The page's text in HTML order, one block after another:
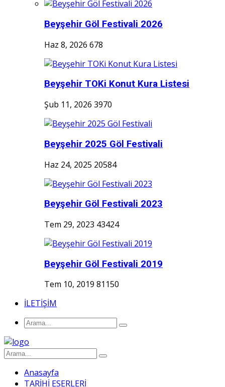
Beyşehir Göl Festivali 2026
Haz 8, 2026 678
Beyşehir TOKi Konut Kura Listesi
Şub 11, 2026 3970
Beyşehir 2025 Göl Festivali
Haz 24, 2025 20584
Beyşehir Göl Festivali 2023
Tem 29, 2023 43424
Beyşehir Göl Festivali 2019
Tem 10, 2019 81150
İLETİŞİM
Anasayfa
TARİHİ ESERLERİ